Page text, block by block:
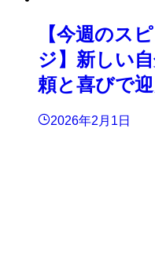
【今週のス
ジ】新しい
頼と喜びで
2026年2月1日